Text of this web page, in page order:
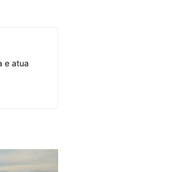
e atua